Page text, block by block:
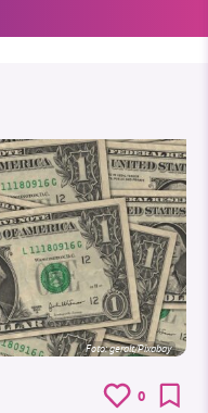
Foto:geralt/Pixabay
0